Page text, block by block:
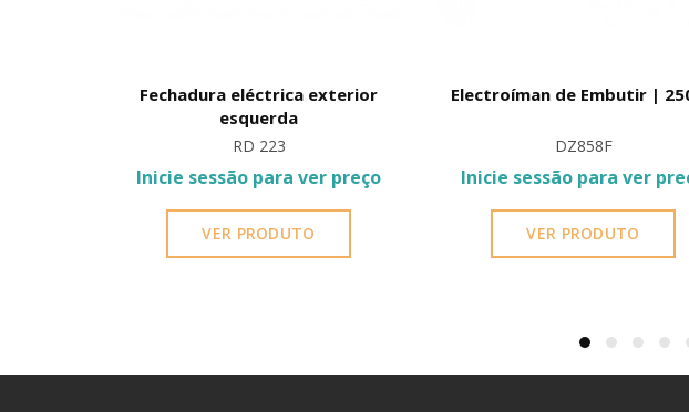
Fechadura eléctrica exterior
esquerda
RD 223
Inicie sessão para ver preço
VER PRODUTO
Electroíman de Embutir |
DZ858F
Inicie sessão para ver
VER PRODUTO